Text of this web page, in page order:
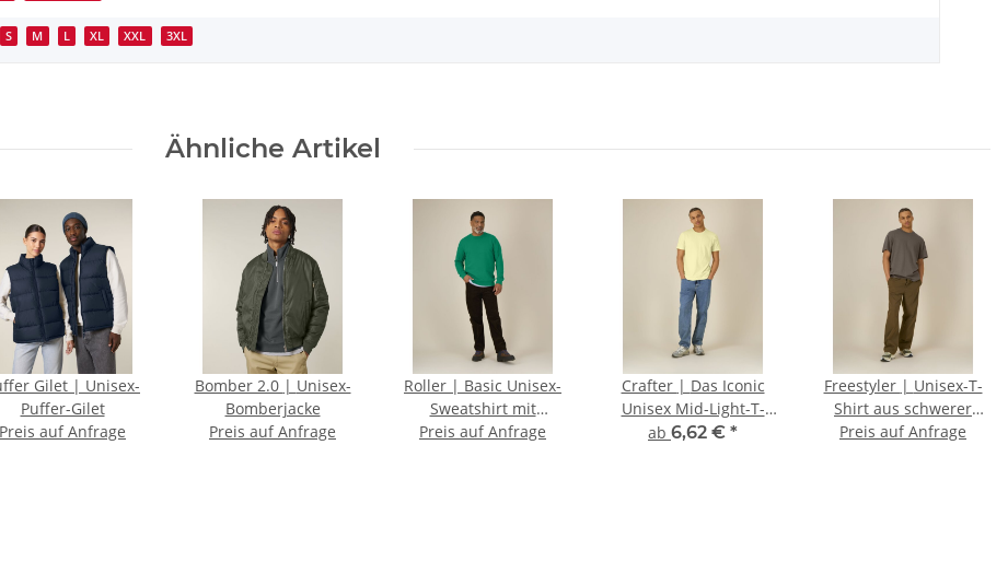
S M L XL XXL 3XL
Ähnliche Artikel
Gilet | Unisex-
Puffer-Gilet
Preis auf Anfrage
Bomber 2.0 | Unisex-
Bomberjacke
Preis auf Anfrage
Roller | Basic Unisex-
Sweatshirt mit
Rundhalsausschnitt
Preis auf Anfrage
Crafter | Das Iconic
Unisex Mid-Light-T-
Shirt
ab 6,62 € *
Freestyler | Unisex-T-
Shirt aus schwerer
Stoffqualität
Preis auf Anfrage